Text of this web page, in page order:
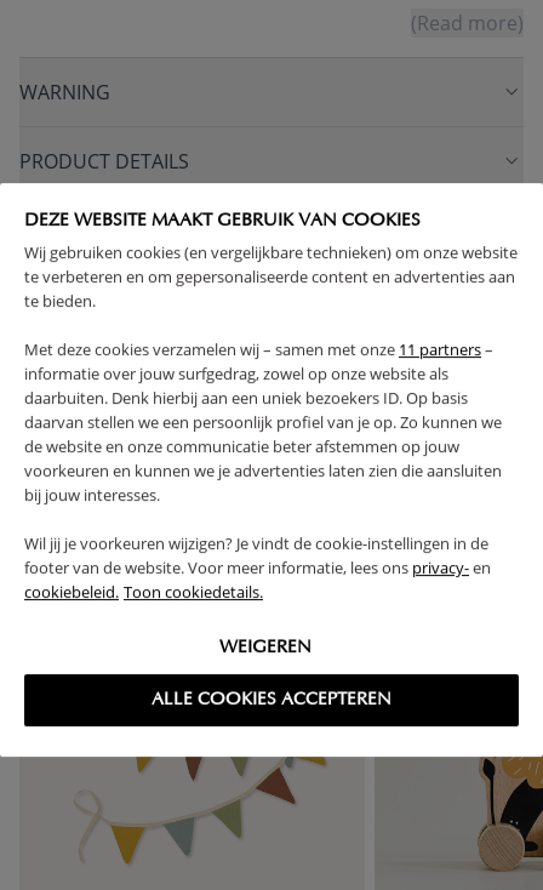
DEZE WEBSITE MAAKT GEBRUIK VAN COOKIES
Wij gebruiken cookies (en vergelijkbare technieken) om onze website
te verbeteren en om gepersonaliseerde content en advertenties aan
te bieden.
Met deze cookies verzamelen wij – samen met onze 11 partners–
informatie over jouw surfgedrag, zowel op onze website als
daarbuiten. Denk hierbij aan een uniek bezoekers ID. Op basis
daarvan stellen we een persoonlijk profiel van je op. Zo kunnen we
de website en onze communicatie beter afstemmen op jouw
voorkeuren en kunnen we je advertenties laten zien die aansluiten
bij jouw interesses.
Wil jij je voorkeuren wijzigen? Je vindt de cookie-instellingen in de
footer van de website. Voor meer informatie, lees ons privacy-en
cookiebeleid. Toon cookiedetails.
WEIGEREN
ALLE COOKIES ACCEPTEREN
(Read more)
WARNING
PRODUCT DETAILS
PROS AND CONS
FAQ
RETURNS
High-contrast mode
FREQUENTLY BOUGHT TOGETHER